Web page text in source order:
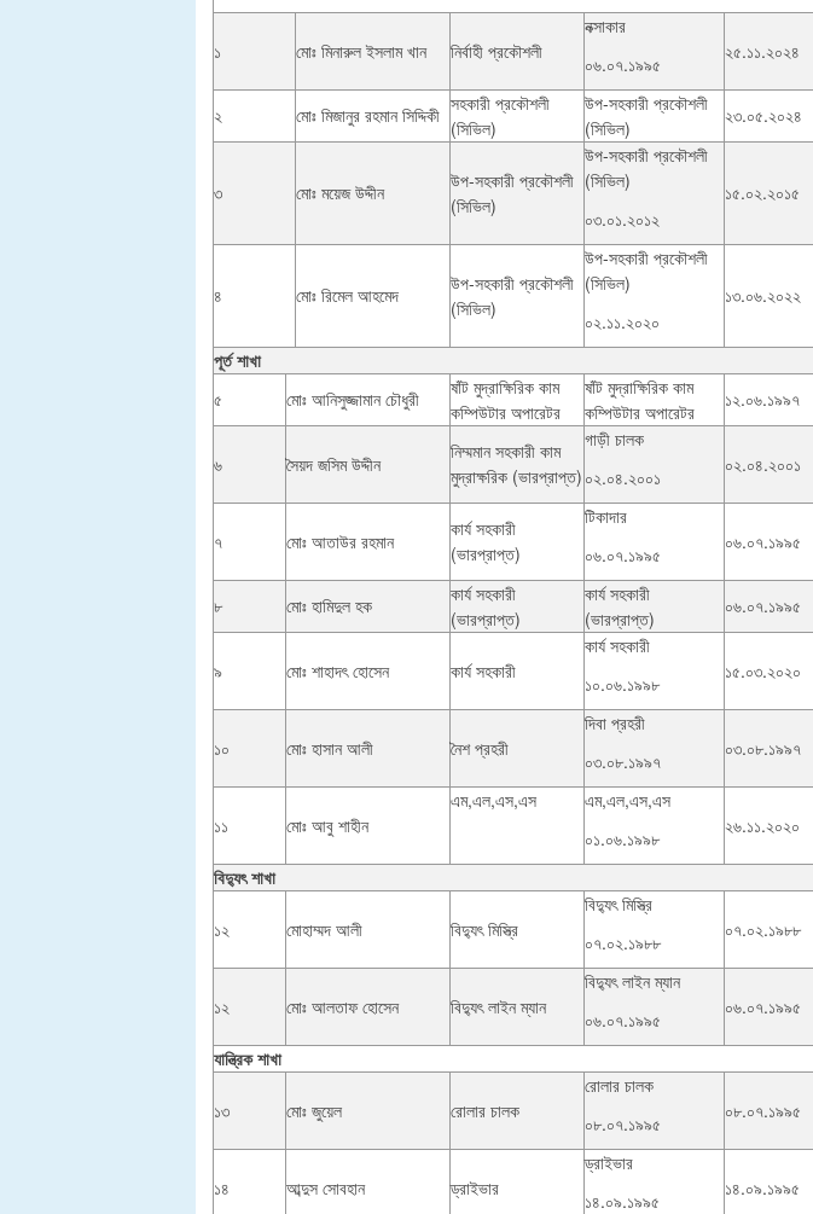
১ মোঃ মিনারুল ইসলাম খান নির্বাহী প্রকৌশলী
নক্সাকার
০৬.০৭.১৯৯৫
২৫.১১.২০২৪
২ মোঃ মিজানুর রহমান সিদ্দিকী সহকারী প্রকৌশলী
(সিভিল)
উপ-সহকারী প্রকৌশলী
(সিভিল)
২৩.০৫.২০২৪
৩ মোঃ ময়েজ উদ্দীন
উপ-সহকারী প্রকৌশলী
(সিভিল)
উপ-সহকারী প্রকৌশলী
(সিভিল)
০৩.০১.২০১২
১৫.০২.২০১৫
৪ মোঃ রিমেল আহমেদ
উপ-সহকারী প্রকৌশলী
(সিভিল)
উপ-সহকারী প্রকৌশলী
(সিভিল)
০২.১১.২০২০
১৩.০৬.২০২২
পূর্ত শাখা
৫
মোঃ আনিসুজ্জামান চৌধুরী
ষাঁট মুদ্রাক্ষিরিক কাম
কম্পিউটার অপারেটর
ষাঁট মুদ্রাক্ষিরিক কাম
কম্পিউটার অপারেটর
১২.০৬.১৯৯৭
৬ সৈয়দ জসিম উদ্দীন
নিম্মমান সহকারী কাম
মুদ্রাক্ষরিক (ভারপ্রাপ্ত)
গাড়ী চালক
০২.০৪.২০০১
০২.০৪.২০০১
৭ মোঃ আতাউর রহমান
কার্য সহকারী
(ভারপ্রাপ্ত)
টিকাদার
০৬.০৭.১৯৯৫
০৬.০৭.১৯৯৫
৮ মোঃ হামিদুল হক
কার্য সহকারী
(ভারপ্রাপ্ত)
কার্য সহকারী
(ভারপ্রাপ্ত)
০৬.০৭.১৯৯৫
৯ মোঃ শাহাদৎ হোসেন কার্য সহকারী
কার্য সহকারী
১০.০৬.১৯৯৮
১৫.০৩.২০২০
১০ মোঃ হাসান আলী নৈশ প্রহরী
দিবা প্রহরী
০৩.০৮.১৯৯৭
০৩.০৮.১৯৯৭
১১ মোঃ আবু শাহীন
এম,এল,এস,এস
এম,এল,এস,এস
০১.০৬.১৯৯৮
২৬.১১.২০২০
বিদ্যুৎ শাখা
১২ মোহাম্মদ আলী বিদ্যুৎ মিস্ত্রি
বিদ্যুৎ মিস্ত্রি
০৭.০২.১৯৮৮
০৭.০২.১৯৮৮
১২ মোঃ আলতাফ হোসেন বিদ্যুৎ লাইন ম্যান
বিদ্যুৎ লাইন ম্যান
০৬.০৭.১৯৯৫
০৬.০৭.১৯৯৫
যান্ত্রিক শাখা
১৩ মোঃ জুয়েল রোলার চালক
রোলার চালক
০৮.০৭.১৯৯৫
০৮.০৭.১৯৯৫
১৪ আব্দুস সোবহান ড্রাইভার
ড্রাইভার
১৪.০৯.১৯৯৫
১৪.০৯.১৯৯৫